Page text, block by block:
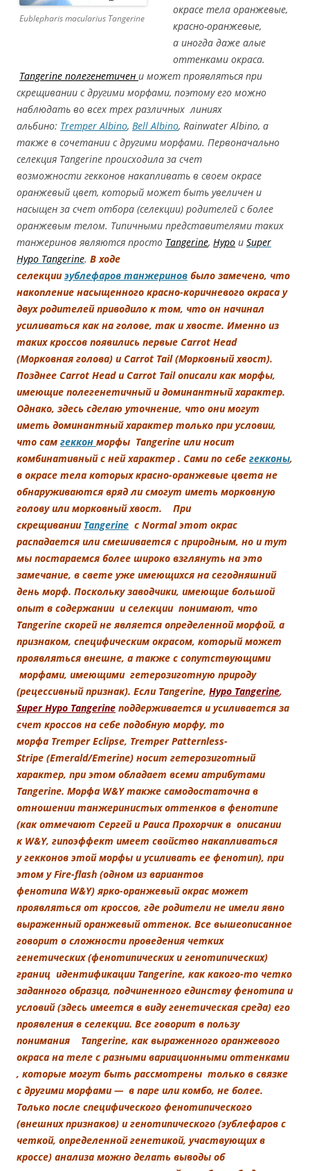
Eublepharis macularius Tangerine
окрасе тела оранжевые,
красно-оранжевые,
а иногда даже алые
оттенками окраса.
Tangerine полегенетичен и может проявляться при
скрещивании с другими морфами, поэтому его можно
наблюдать во всех трех различных линиях
альбино: Tremper Albino, Bell Albino, Rainwater Albino, а
также в сочетании с другими морфами. Первоначально
селекция Tangerine происходила за счет
возможности гекконов накапливать в своем окрасе
оранжевый цвет, который может быть увеличен и
насыщен за счет отбора (селекции) родителей с более
оранжевым телом. Типичными представителями таких
танжеринов являются просто Tangerine, Hypo и Super
Hypo Tangerine. В ходе
селекцииэублефаров танжеринов было замечено, что
накопление насыщенного красно-коричневого окраса у
двух родителей приводило к том, что он начинал
усиливаться как на голове, так и хвосте. Именно из
таких кроссов появились первые Carrot Head
(Морковная голова) и Carrot Tail (Морковный хвост).
Позднее Carrot Head и Carrot Tail описали как морфы,
имеющие полегенетичный и доминантный характер.
Однако, здесь сделаю уточнение, что они могут
иметь доминантный характер только при условии,
что сам геккон морфы Tangerine или носит
комбинативный с ней характер . Сами по себе гекконы,
в окрасе тела которых красно-оранжевые цвета не
обнаруживаются вряд ли смогут иметь морковную
голову или морковный хвост. При
скрещивании Tangerine с Normal этот окрас
распадается или смешивается с природным, но и тут
мы постараемся более широко взглянуть на это
замечание, в свете уже имеющихся на сегодняшний
день морф. Поскольку заводчики, имеющие большой
опыт в содержании и селекции понимают, что
Tangerine скорей не является определенной морфой, а
признаком, специфическим окрасом, который может
проявляться внешне, а также с сопутствующими
морфами, имеющими гетерозиготную природу
(рецессивный признак). Если Tangerine, Hypo Tangerine,
Super Hypo Tangerine поддерживается и усиливается за
счет кроссов на себе подобную морфу, то
морфа Tremper Eclipse, Tremper Patternless-
Stripe (Emerald/Emerine) носит гетерозиготный
характер, при этом обладает всеми атрибутами
Tangerine. Морфа W&Y также самодостаточна в
отношении танжеринистых оттенков в фенотипе
(как отмечают Сергей и Раиса Прохорчик в описании
к W&Y, гипоэффект имеет свойство накапливаться
у гекконов этой морфы и усиливать ее фенотип), при
этом у Fire-flash (одном из вариантов
фенотипа W&Y) ярко-оранжевый окрас может
проявляться от кроссов, где родители не имели явно
выраженный оранжевый оттенок. Все вышеописанное
говорит о сложности проведения четких
генетических (фенотипических и генотипических)
границ идентификации Tangerine, как какого-то четко
заданного образца, подчиненного единству фенотипа и
условий (здесь имеется в виду генетическая среда) его
проявления в селекции. Все говорит в пользу
понимания
Tangerine, как выраженного оранжевого
окраса на теле с разными вариационными оттенками
, которые могут быть рассмотрены только в связке
с другими морфами — в паре или комбо, не более.
Только после специфического фенотипического
(внешних признаков) и генотипического (эублефаров с
четкой, определенной генетикой, участвующих в
кроссе) анализа можно делать выводы об